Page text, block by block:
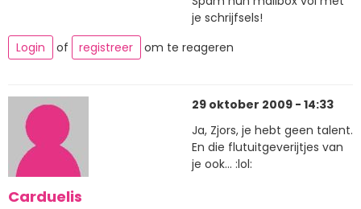
je schrijfsels!
Login
of registreer om te reageren
Carduelis
29 oktober 2009 - 14:33
Ja, Zjors, je hebt geen talent.
En die flutuitgeverijtjes van
je ook... :lol: